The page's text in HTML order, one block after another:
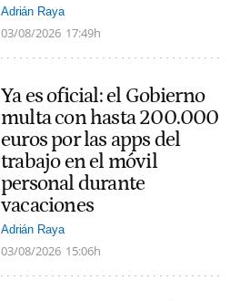
Adrián Raya
03/08/2026 17:49h
Ya es oficial: el Gobierno
multa con hasta 200.000
euros por las apps del
trabajo en el móvil
personal durante
vacaciones
Adrián Raya
03/08/2026 15:06h